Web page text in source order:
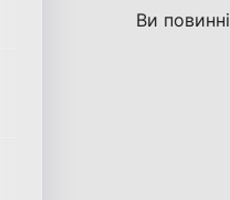
Ви повинні